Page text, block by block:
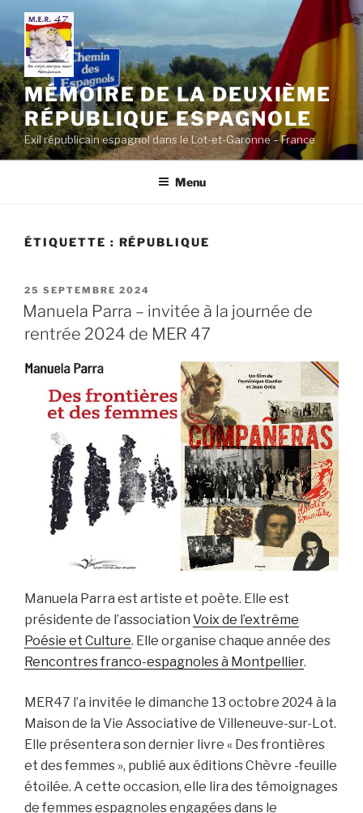
contenu
principal
MÉMOIRE DE LA DEUXIÈME
RÉPUBLIQUE ESPAGNOLE
Exil républicain espagnol dans le Lot-et-Garonne – France
Menu
ÉTIQUETTE : RÉPUBLIQUE
PUBLIÉ
LE
25 SEPTEMBRE 2024
Manuela Parra – invitée à la journée de
rentrée 2024 de MER 47
Manuela Parra est artiste et poète. Elle est
présidente de l’association Voix de l’extrême
Poésie et Culture. Elle organise chaque année des
Rencontres franco-espagnoles à Montpellier.
MER47 l’a invitée le dimanche 13 octobre 2024 à la
Maison de la Vie Associative de Villeneuve-sur-Lot.
Elle présentera son dernier livre « Des frontières
et des femmes », publié aux éditions Chèvre -feuille
étoilée. A cette occasion, elle lira des témoignages
de femmes espagnoles engagées dans le